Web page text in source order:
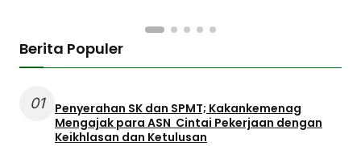
Berita Populer
01
Penyerahan SK dan SPMT; Kakankemenag
Mengajak para ASN Cintai Pekerjaan dengan
Keikhlasan dan Ketulusan